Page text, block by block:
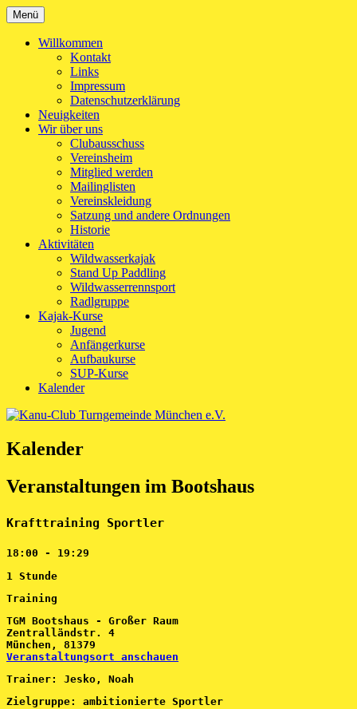
Zum
Inhalt
springen
Kanu-Club Turngemeinde München e.V.
Kanu fahren in München
Menü
Willkommen
Kontakt
Links
Impressum
Datenschutzerklärung
Neuigkeiten
Wir über uns
Clubausschuss
Vereinsheim
Mitglied werden
Mailinglisten
Vereinskleidung
Satzung und andere Ordnungen
Historie
Aktivitäten
Wildwasserkajak
Stand Up Paddling
Wildwasserrennsport
Radlgruppe
Kajak-Kurse
Jugend
Anfängerkurse
Aufbaukurse
SUP-Kurse
Kalender
Kalender
Veranstaltungen im Bootshaus
Krafttraining Sportler
18:00 - 19:29
1 Stunde
Training
TGM Bootshaus - Großer Raum
Zentralländstr. 4
München , 81379
Veranstaltungsort anschauen
Trainer: Jesko, Noah
Zielgruppe: ambitionierte Sportler